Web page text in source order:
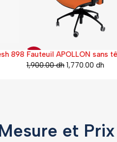
-7%
Fauteuil APOLLON sans têtière
1,900.00dh 1,770.00dh
et Prix